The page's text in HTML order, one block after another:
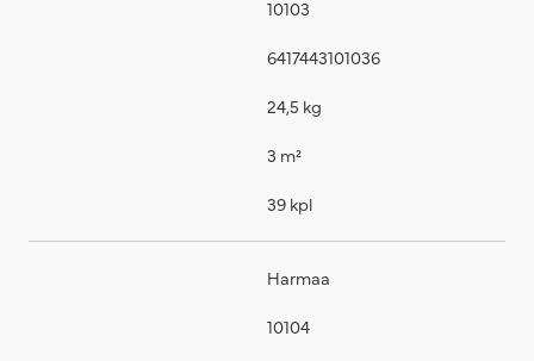
10103
6417443101036
24,5 kg
3 m²
39 kpl
Harmaa
10104